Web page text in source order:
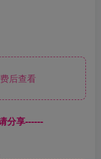
后查看
分享------